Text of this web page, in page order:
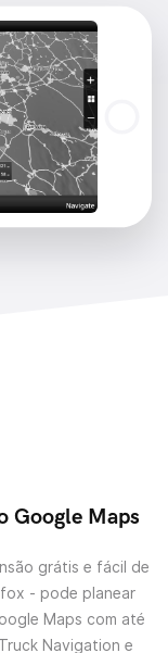
Google Maps
grátis e fácil de
- pode planear
Maps com até
Navigation e